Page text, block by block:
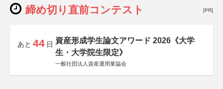
締め切り直前コンテスト [PR]
あと 44 日 資産形成学生論文アワード 2026《大学
生・大学院生限定》
一般社団法人資産運用業協会